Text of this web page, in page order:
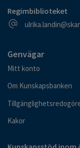
Regimbiblioteket
E-postadress
Genvägar
Mitt konto
Om Kunskapsbanken
Kakor